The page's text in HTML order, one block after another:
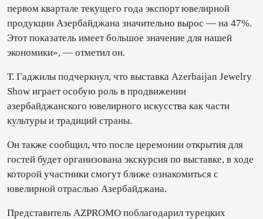
первом квартале текущего года экспорт ювелирной
продукции Азербайджана значительно вырос — на 47%.
Этот показатель имеет большое значение для нашей
экономики», — отметил он.
Т. Гаджилы подчеркнул, что выставка Azerbaijan Jewelry
Show играет особую роль в продвижении
азербайджанского ювелирного искусства как части
культуры и традиций страны.
Он также сообщил, что после церемонии открытия для
гостей будет организована экскурсия по выставке, в ходе
которой участники смогут ближе ознакомиться с
ювелирной отраслью Азербайджана.
Представитель AZPROMO поблагодарил турецких